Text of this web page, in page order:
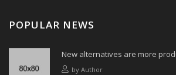
POPULAR NEWS
New alternatives are more
by Author